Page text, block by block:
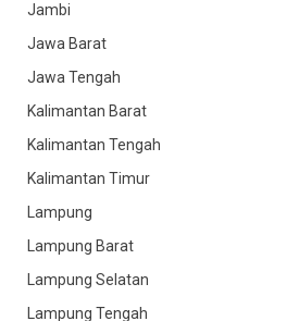
Jambi
Jawa Barat
Jawa Tengah
Kalimantan Barat
Kalimantan Tengah
Kalimantan Timur
Lampung
Lampung Barat
Lampung Selatan
Lampung Tengah